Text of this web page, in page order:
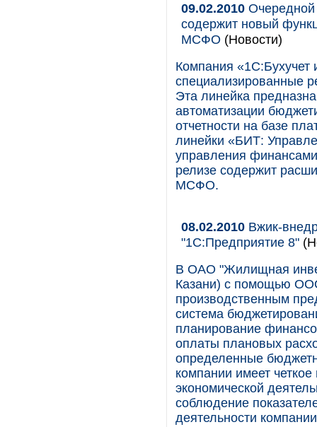
09.02.2010 Очередной
содержит новый
МСФО (Новости)
Компания «1С:Бухучет
специализированные
Эта линейка
автоматизации
отчетности на базе
линейки «БИТ:
управления
релизе содержит
МСФО.
08.02.2010 Вжик-
"1С:Предприятие 8"
В ОАО "Жилищная
Казани) с помощью
производственным
система
планирование
оплаты плановых
определенные
компании имеет
экономической
соблюдение
деятельности